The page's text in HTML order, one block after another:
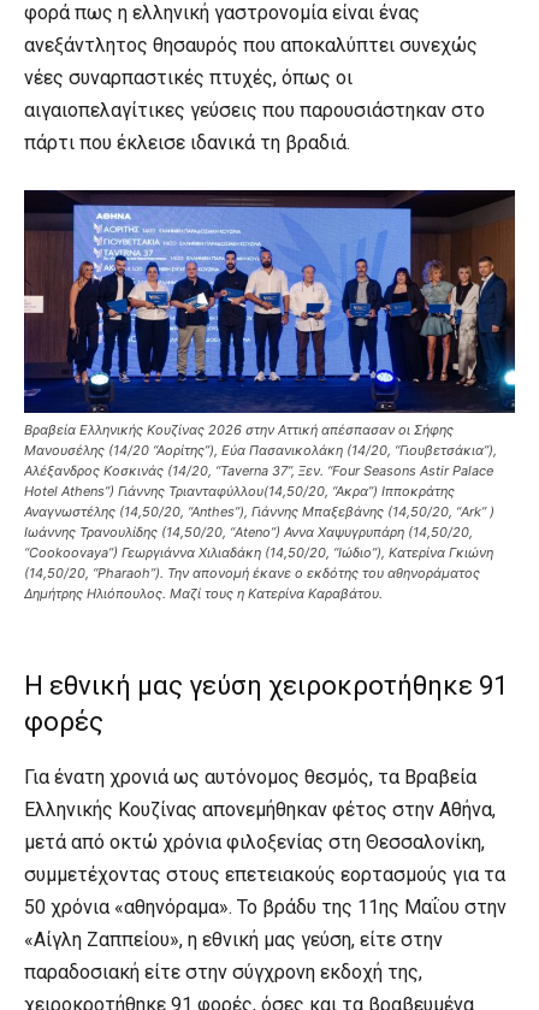
φορά πως η ελληνική γαστρονομία είναι ένας
ανεξάντλητος θησαυρός που αποκαλύπτει συνεχώς
νέες συναρπαστικές πτυχές, όπως οι
αιγαιοπελαγίτικες γεύσεις που παρουσιάστηκαν στο
πάρτι που έκλεισε ιδανικά τη βραδιά.
Βραβεία Ελληνικής Κουζίνας 2026 στην Αττική απέσπασαν οι Σήφης
Μανουσέλης (14/20 “Αορίτης”), Εύα Πασανικολάκη (14/20, “Γιουβετσάκια”),
Αλέξανδρος Κοσκινάς (14/20, “Taverna 37”, Ξεν. “Four Seasons Astir Palace
Hotel Athens”) Γιάννης Τριανταφύλλου(14,50/20, “Ακρα”) Ιπποκράτης
Αναγνωστέλης (14,50/20, “Αnthes”), Γιάννης Μπαξεβάνης (14,50/20, “Ark” )
Ιωάννης Τρανουλίδης (14,50/20, “Ateno”) Αννα Χαψυγρυπάρη (14,50/20,
“Cookoovaya”) Γεωργιάννα Χιλιαδάκη (14,50/20, “Ιώδιο”), Κατερίνα Γκιώνη
(14,50/20, “Pharaoh”). Την απονομή έκανε ο εκδότης του αθηνοράματος
Δημήτρης Ηλιόπουλος. Μαζί τους η Κατερίνα Καραβάτου.
Η εθνική μας γεύση χειροκροτήθηκε 91
φορές
Για ένατη χρονιά ως αυτόνομος θεσμός, τα Βραβεία
Ελληνικής Κουζίνας απονεμήθηκαν φέτος στην Αθήνα,
μετά από οκτώ χρόνια φιλοξενίας στη Θεσσαλονίκη,
συμμετέχοντας στους επετειακούς εορτασμούς για τα
50 χρόνια «αθηνόραμα». Το βράδυ της 11ης Μαΐου στην
«Αίγλη Ζαππείου», η εθνική μας γεύση, είτε στην
παραδοσιακή είτε στην σύγχρονη εκδοχή της,
χειροκροτήθηκε 91 φορές, όσες και τα βραβευμένα